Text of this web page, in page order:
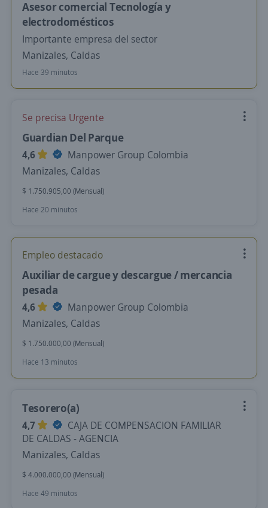
Asesor comercial Tecnología y
electrodomésticos
Importante empresa del sector
Manizales, Caldas
Hace 39 minutos
Se precisa Urgente
Guardian Del Parque
4,6
Manpower Group Colombia
Manizales, Caldas
$ 1.750.905,00 (Mensual)
Hace 20 minutos
Empleo destacado
Auxiliar de cargue y descargue / mercancia
pesada
4,6
Manpower Group Colombia
Manizales, Caldas
$ 1.750.000,00 (Mensual)
Hace 13 minutos
Tesorero(a)
4,7
CAJA DE COMPENSACION FAMILIAR
DE CALDAS - AGENCIA
Manizales, Caldas
$ 4.000.000,00 (Mensual)
Hace 49 minutos